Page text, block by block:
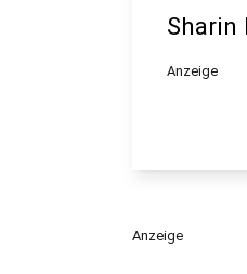
Sharin
Anzeige
Anzeige